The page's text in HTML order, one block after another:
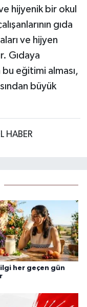
hijyenik bir okul
gıda
ve hijyen
Gıdaya
eğitimi alması,
büyük
HABER
ilgi her geçen gün